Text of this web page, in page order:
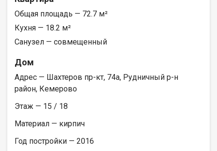
Общая площадь — 72.7 м²
Кухня — 18.2 м²
Санузел — совмещенный
Дом
Адрес — Шахтеров пр-кт, 74а, Рудничный р-н
район, Кемерово
Этаж — 15 / 18
Материал — кирпич
Год постройки — 2016